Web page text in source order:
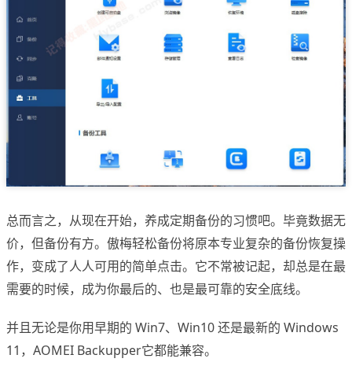
总而言之，从现在开始，养成定期备份的习惯吧。毕竟数据无
价，但备份有方。傲梅轻松备份将原本专业复杂的备份恢复操
作，变成了人人可用的简单点击。它不常被记起，却总是在最
需要的时候，成为你最后的、也是最可靠的安全底线。
并且无论是你用早期的 Win7、Win10 还是最新的 Windows
11，AOMEI Backupper它都能兼容。